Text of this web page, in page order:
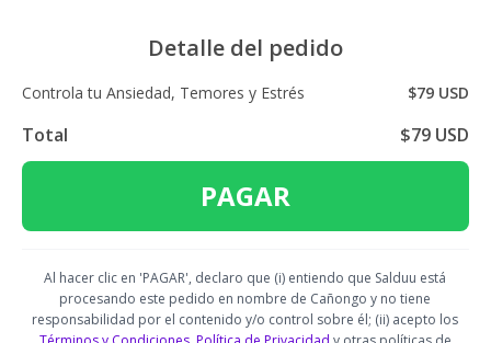
Detalle del pedido
Controla tu Ansiedad, Temores y Estrés $79 USD
Total $79 USD
PAGAR
Al hacer clic en 'PAGAR', declaro que (i) entiendo que Salduu está
procesando este pedido en nombre de Cañongo y no tiene
responsabilidad por el contenido y/o control sobre él; (ii) acepto los